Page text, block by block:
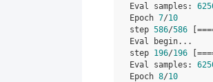
Eval samples:
Epoch 7/10
step 586/586
Eval begin...
step 196/196
Eval samples:
Epoch 8/10